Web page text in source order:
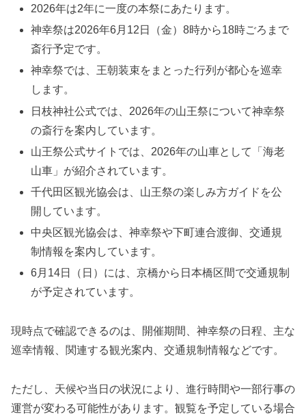
2026年は2年に一度の本祭にあたります。
神幸祭は2026年6月12日（金）8時から18時ごろまで
斎行予定です。
神幸祭では、王朝装束をまとった行列が都心を巡幸
します。
日枝神社公式では、2026年の山王祭について神幸祭
の斎行を案内しています。
山王祭公式サイトでは、2026年の山車として「海老
山車」が紹介されています。
千代田区観光協会は、山王祭の楽しみ方ガイドを公
開しています。
中央区観光協会は、神幸祭や下町連合渡御、交通規
制情報を案内しています。
6月14日（日）には、京橋から日本橋区間で交通規制
が予定されています。
現時点で確認できるのは、開催期間、神幸祭の日程、主な
巡幸情報、関連する観光案内、交通規制情報などです。
ただし、天候や当日の状況により、進行時間や一部行事の
運営が変わる可能性があります。観覧を予定している場合